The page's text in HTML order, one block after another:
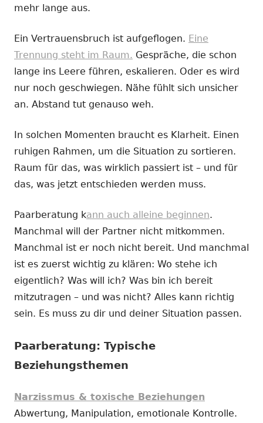
mehr lange aus.
Ein Vertrauensbruch ist aufgeflogen. Eine
Trennung steht im Raum. Gespräche, die schon
lange ins Leere führen, eskalieren. Oder es wird
nur noch geschwiegen. Nähe fühlt sich unsicher
an. Abstand tut genauso weh.
In solchen Momenten braucht es Klarheit. Einen
ruhigen Rahmen, um die Situation zu sortieren.
Raum für das, was wirklich passiert ist – und für
das, was jetzt entschieden werden muss.
Paarberatung kann auch alleine beginnen.
Manchmal will der Partner nicht mitkommen.
Manchmal ist er noch nicht bereit. Und manchmal
ist es zuerst wichtig zu klären: Wo stehe ich
eigentlich? Was will ich? Was bin ich bereit
mitzutragen – und was nicht? Alles kann richtig
sein. Es muss zu dir und deiner Situation passen.
Paarberatung: Typische
Beziehungsthemen
Narzissmus & toxische Beziehungen
Abwertung, Manipulation, emotionale Kontrolle.